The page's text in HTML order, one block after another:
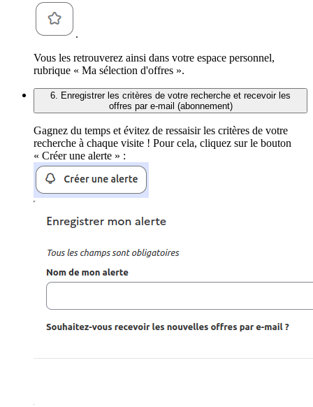
.
Vous les retrouverez ainsi dans votre espace personnel,
rubrique « Ma sélection d'offres ».
6. Enregistrer les critères de votre recherche et recevoir les
offres par e-mail (abonnement)
Gagnez du temps et évitez de ressaisir les critères de votre
recherche à chaque visite ! Pour cela, cliquez sur le bouton
« Créer une alerte » :